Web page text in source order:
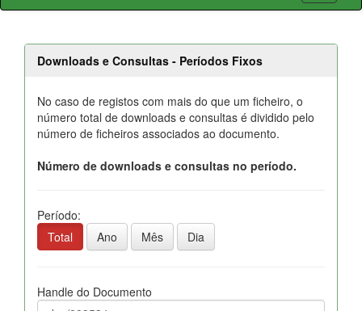
Downloads e Consultas - Períodos Fixos
No caso de registos com mais do que um ficheiro, o
número total de downloads e consultas é dividido pelo
número de ficheiros associados ao documento.
Número de downloads e consultas no período.
Período:
Total
Ano Mês Dia
Handle do Documento